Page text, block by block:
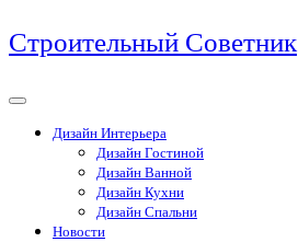
Перейти
к
Строительный Советник
Дизайн Интерьера
Дизайн Гостиной
Дизайн Ванной
Дизайн Кухни
Дизайн Спальни
Новости